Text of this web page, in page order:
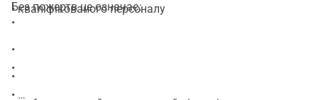
• кваліфікованого персоналу
•
•
•
Без пожертв це означає:
•
•